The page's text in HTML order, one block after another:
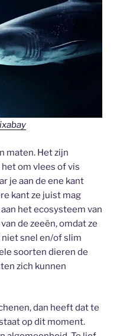
maten. Het zijn
om vlees of vis
je aan de ene kant
kant ze juist mag
het ecosysteem van
de zeeën, omdat ze
snel en/of slim
soorten dieren de
zich kunnen
dan heeft dat te
op dit moment.